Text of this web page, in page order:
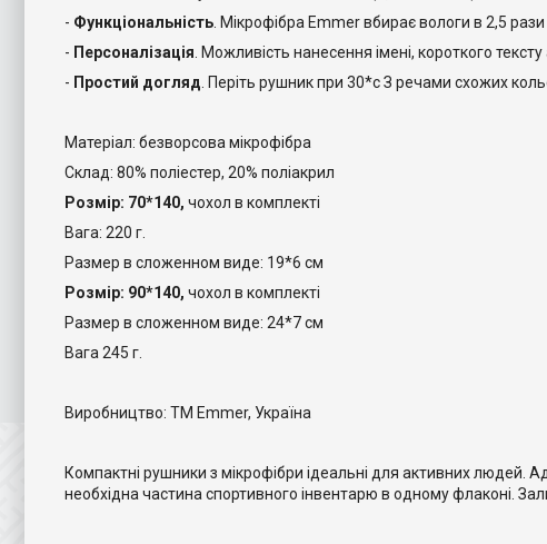
- Функціональність . Мікрофібра Emmer вбирає вологи в 2,5
- Персоналізація . Можливість нанесення імені, короткого
- Простий догляд . Періть рушник при 30*с З речами схожих
Матеріал: безворсова мікрофібра
Склад: 80% поліестер, 20% поліакрил
Розмір: 70*140, чохол в комплекті
Вага: 220 г.
Размер в сложенном виде: 19*6 см
Розмір: 90*140, чохол в комплекті
Размер в сложенном виде: 24*7 см
Вага 245 г.
Виробництво: ТМ Emmer, Україна
Компактні рушники з мікрофібри ідеальні для активних
необхідна частина спортивного інвентарю в одному флаконі.